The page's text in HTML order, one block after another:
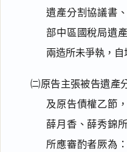
遺產分割協議書
部中區國稅局遺
兩造所未爭執，自
㈡原告主張被告遺產
及原告債權乙節
薛月香、薛秀錦
所應審酌者厥為